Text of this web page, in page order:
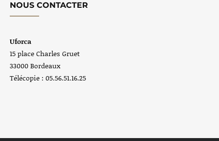
NOUS CONTACTER
Uforca
15 place Charles Gruet
33000 Bordeaux
Télécopie : 05.56.51.16.25